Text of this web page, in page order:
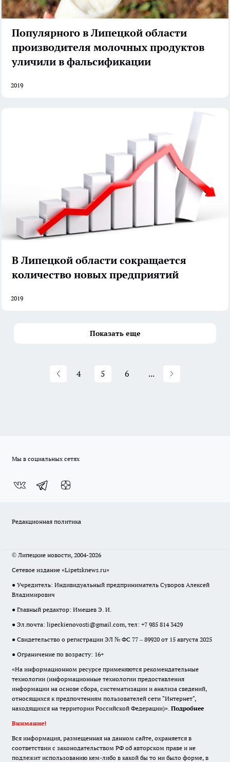
Популярного в Липецкой области
производителя молочных продуктов
уличили в фальсификации
2019
В Липецкой области сокращается
количество новых предприятий
2019
Показать еще
4 5 6 ...
Мы в социальных сетях
Редакционная политика
© Липецкие новости, 2004-2026
Сетевое издание «Lipetsknews.ru»
● Учредитель: Индивидуальный предприниматель Суворов Алексей
Владимирович
● Главный редактор: Имешев Э. И.
● Эл.почта: lipeckienovosti@gmail.com, тел: +7 985 814 3429
● Свидетельство о регистрации ЭЛ № ФС 77 – 89920 от 15 августа 2025
● Ограничение по возрасту: 16+
«На информационном ресурсе применяются рекомендательные
технологии (информационные технологии предоставления
информации на основе сбора, систематизации и анализа сведений,
относящихся к предпочтениям пользователей сети "Интернет",
находящихся на территории Российской Федерации)». Подробнее
Внимание!
Вся информация, размещенная на данном сайте, охраняется в
соответствии с законодательством РФ об авторском праве и не
подлежит использованию кем-либо в какой бы то ни было форме, в